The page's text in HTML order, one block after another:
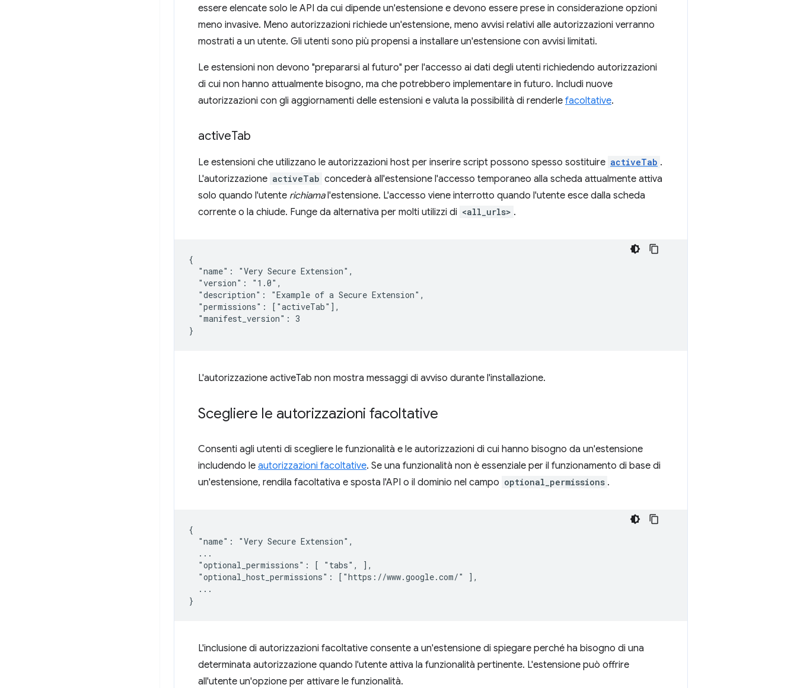
essere elencate solo le API da cui dipende un'estensione e devono essere prese in considerazione opzioni
meno invasive. Meno autorizzazioni richiede un'estensione, meno avvisi relativi alle autorizzazioni verranno
mostrati a un utente. Gli utenti sono più propensi a installare un'estensione con avvisi limitati.
Le estensioni non devono "prepararsi al futuro" per l'accesso ai dati degli utenti richiedendo autorizzazioni
di cui non hanno attualmente bisogno, ma che potrebbero implementare in futuro. Includi nuove
autorizzazioni con gli aggiornamenti delle estensioni e valuta la possibilità di renderle facoltative.
activeTab
Le estensioni che utilizzano le autorizzazioni host per inserire script possono spesso sostituire activeTab .
L'autorizzazione activeTab concederà all'estensione l'accesso temporaneo alla scheda attualmente attiva
solo quando l'utente richiamal'estensione. L'accesso viene interrotto quando l'utente esce dalla scheda
corrente o la chiude. Funge da alternativa per molti utilizzi di <all_urls> .
{
  "name": "Very Secure Extension",
  "version": "1.0",
  "description": "Example of a Secure Extension",
  "permissions": ["activeTab"],
  "manifest_version": 3
L'autorizzazione activeTab non mostra messaggi di avviso durante l'installazione.
Scegliere le autorizzazioni facoltative
Consenti agli utenti di scegliere le funzionalità e le autorizzazioni di cui hanno bisogno da un'estensione
includendo le autorizzazioni facoltative. Se una funzionalità non è essenziale per il funzionamento di base di
un'estensione, rendila facoltativa e sposta l'API o il dominio nel campo optional_permissions .
{
  "name": "Very Secure Extension",
  ...
  "optional_permissions": [ "tabs", ],
  "optional_host_permissions": ["https://www.google.com/" ],
  ...
L'inclusione di autorizzazioni facoltative consente a un'estensione di spiegare perché ha bisogno di una
determinata autorizzazione quando l'utente attiva la funzionalità pertinente. L'estensione può offrire
all'utente un'opzione per attivare le funzionalità.